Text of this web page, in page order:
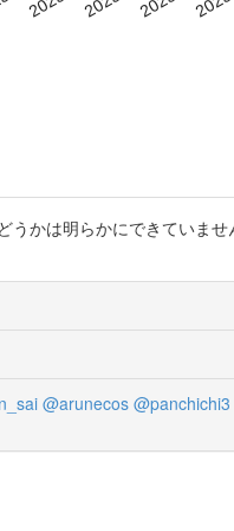
かは明らかにできていま
@arunecos @panchichi3